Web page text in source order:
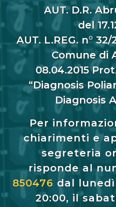
AUT. D.R.
del
AUT. L.REG. n°
Comune di
08.04.2015
“Diagnosis
Diagnosis
Per
chiarimenti e
segreteria
risponde al
850476 dal
20:00, il